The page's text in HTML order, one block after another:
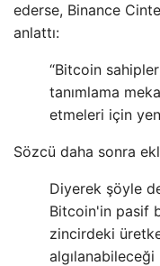
ederse, Binance
anlattı:
“Bitcoin
tanımlama
etmeleri için
Sözcü daha sonra
Diyerek şöyle
Bitcoin'in pasif
zincirdeki